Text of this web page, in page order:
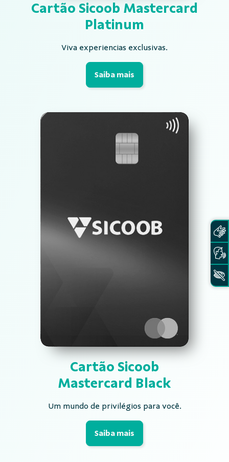
Cartão Sicoob Mastercard
Platinum
Viva experiencias exclusivas.
Saiba mais
Cartão Sicoob
Mastercard Black
Um mundo de privilégios para você.
Saiba mais